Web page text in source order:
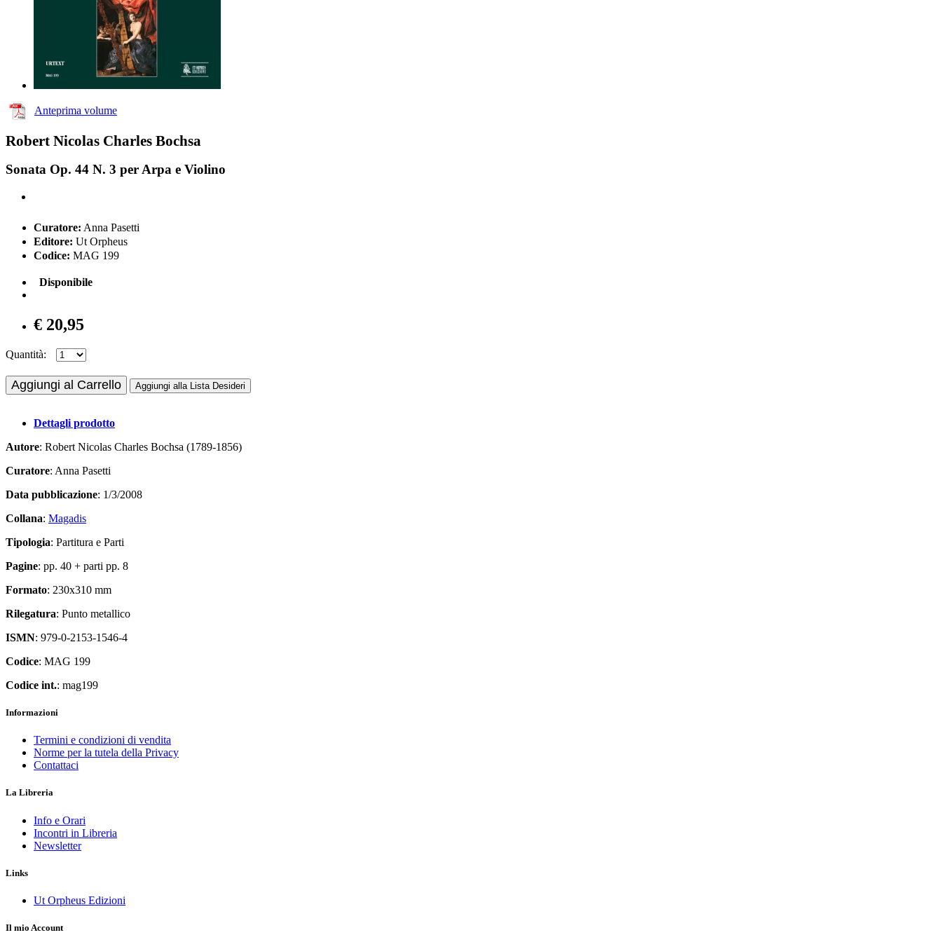
Anteprima volume
Robert Nicolas Charles Bochsa
Sonata Op. 44 N. 3 per Arpa e Violino
Curatore: Anna Pasetti
Editore: Ut Orpheus
Codice: MAG 199
Disponibile
€ 20,95
Quantità:
Aggiungi al Carrello Aggiungi alla Lista Desideri
Dettagli prodotto
Autore: Robert Nicolas Charles Bochsa (1789-1856)
Curatore: Anna Pasetti
Data pubblicazione: 1/3/2008
Collana: Magadis
Tipologia: Partitura e Parti
Pagine: pp. 40 + parti pp. 8
Formato: 230x310 mm
Rilegatura: Punto metallico
ISMN: 979-0-2153-1546-4
Codice: MAG 199
Codice int.: mag199
Informazioni
Termini e condizioni di vendita
Norme per la tutela della Privacy
Contattaci
La Libreria
Info e Orari
Incontri in Libreria
Newsletter
Links
Ut Orpheus Edizioni
Il mio Account